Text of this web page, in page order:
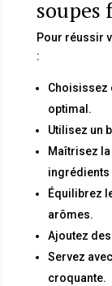
soupes
Pour réussir
:
Choisissez
optimal.
Utilisez un
Maîtrisez la
Équilibrez
arômes.
Ajoutez
Servez
croquante.